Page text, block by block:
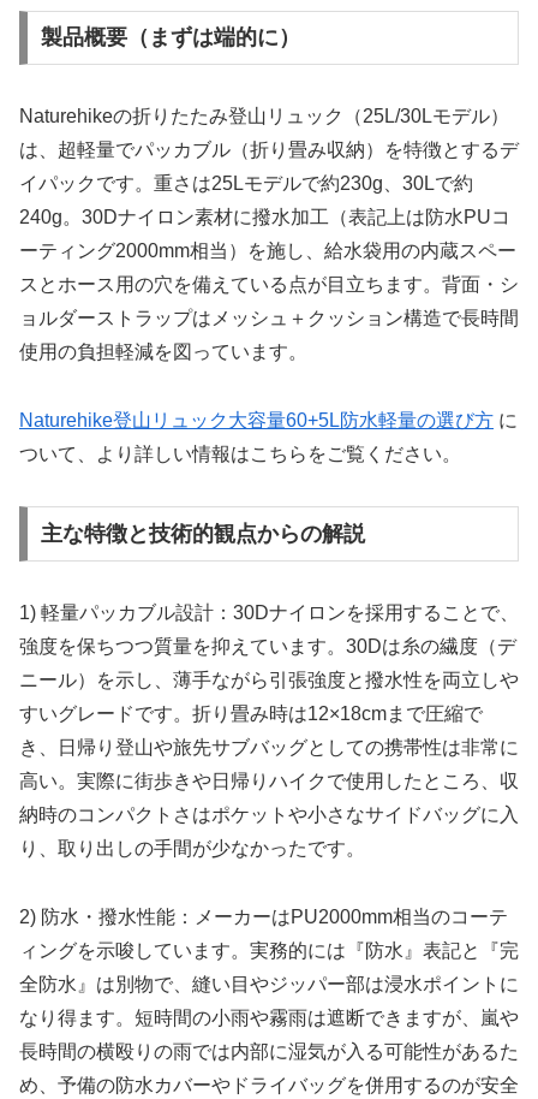
製品概要（まずは端的に）
Naturehikeの折りたたみ登山リュック（25L/30Lモデル）
は、超軽量でパッカブル（折り畳み収納）を特徴とするデ
イパックです。重さは25Lモデルで約230g、30Lで約
240g。30Dナイロン素材に撥水加工（表記上は防水PUコ
ーティング2000mm相当）を施し、給水袋用の内蔵スペー
スとホース用の穴を備えている点が目立ちます。背面・シ
ョルダーストラップはメッシュ＋クッション構造で長時間
使用の負担軽減を図っています。
Naturehike登山リュック大容量60+5L防水軽量の選び方 に
ついて、より詳しい情報はこちらをご覧ください。
主な特徴と技術的観点からの解説
1) 軽量パッカブル設計：30Dナイロンを採用することで、
強度を保ちつつ質量を抑えています。30Dは糸の繊度（デ
ニール）を示し、薄手ながら引張強度と撥水性を両立しや
すいグレードです。折り畳み時は12×18cmまで圧縮で
き、日帰り登山や旅先サブバッグとしての携帯性は非常に
高い。実際に街歩きや日帰りハイクで使用したところ、収
納時のコンパクトさはポケットや小さなサイドバッグに入
り、取り出しの手間が少なかったです。
2) 防水・撥水性能：メーカーはPU2000mm相当のコーテ
ィングを示唆しています。実務的には『防水』表記と『完
全防水』は別物で、縫い目やジッパー部は浸水ポイントに
なり得ます。短時間の小雨や霧雨は遮断できますが、嵐や
長時間の横殴りの雨では内部に湿気が入る可能性があるた
め、予備の防水カバーやドライバッグを併用するのが安全